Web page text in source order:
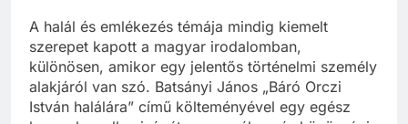
A halál és emlékezés témája mindig kiemelt
szerepet kapott a magyar irodalomban,
különösen, amikor egy jelentős történelmi személy
alakjáról van szó. Batsányi János „Báró Orczi
István halálára” című költeményével egy egész